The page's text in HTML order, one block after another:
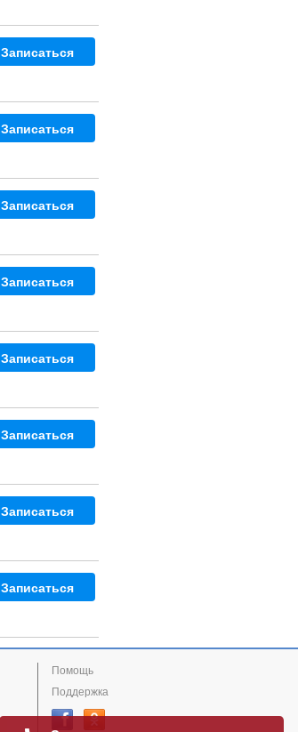
Записаться
Записаться
Записаться
Записаться
Записаться
Записаться
Записаться
Записаться
Помощь
Поддержка